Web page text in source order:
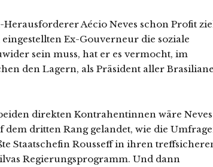
Aécio Neves schon Profit
Ex-Gouverneur die soziale
sein muss, hat er es vermocht, im
den Lagern, als Präsident aller
direkten Kontrahentinnen wäre Neves
dem dritten Rang gelandet, wie die
Staatschefin Rousseff in ihren
Regierungsprogramm. Und dann